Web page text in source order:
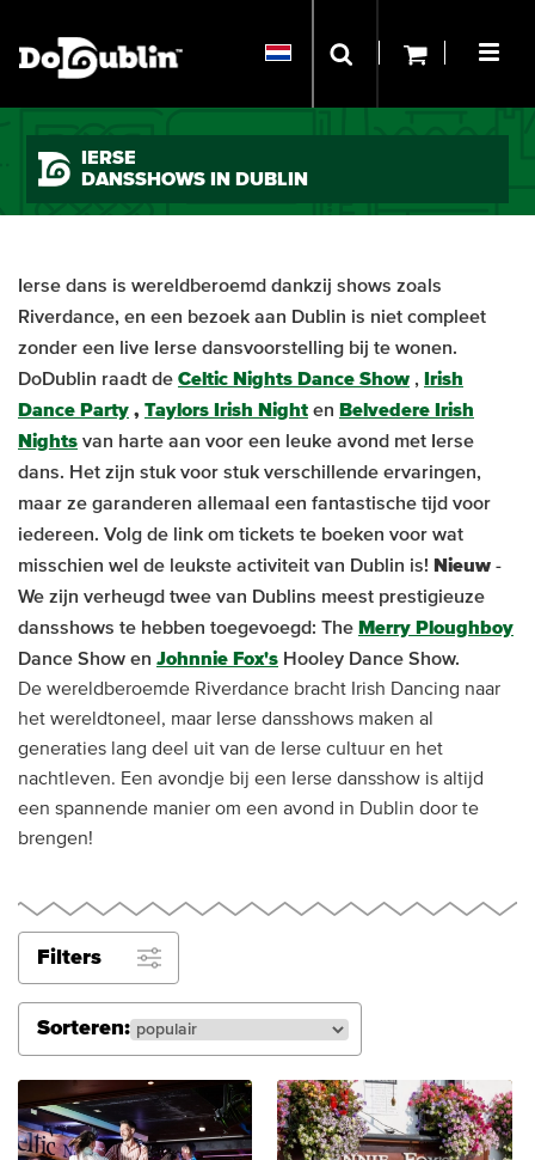
IERSE
DANSSHOWS IN DUBLIN
Ierse dans is wereldberoemd dankzij shows zoals
Riverdance, en een bezoek aan Dublin is niet compleet
zonder een live Ierse dansvoorstelling bij te wonen.
DoDublin raadt de Celtic Nights Dance Show ,
Irish
Dance Party , Taylors Irish Night en Belvedere Irish
Nights van harte aan voor een leuke avond met Ierse
dans. Het zijn stuk voor stuk verschillende ervaringen,
maar ze garanderen allemaal een fantastische tijd voor
iedereen. Volg de link om tickets te boeken voor wat
misschien wel de leukste activiteit van Dublin is! Nieuw -
We zijn verheugd twee van Dublins meest prestigieuze
dansshows te hebben toegevoegd: The Merry Ploughboy
Dance Show en Johnnie Fox's Hooley Dance Show.
De wereldberoemde Riverdance bracht Irish Dancing naar
het wereldtoneel, maar Ierse dansshows maken al
generaties lang deel uit van de Ierse cultuur en het
nachtleven. Een avondje bij een Ierse dansshow is altijd
een spannende manier om een avond in Dublin door te
brengen!
Filters
Sorteren: